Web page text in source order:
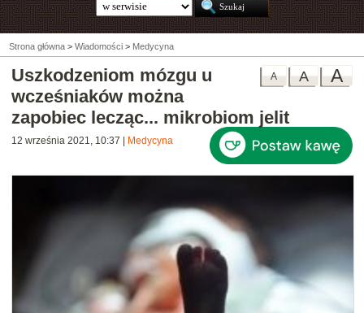
Strona główna > Wiadomości > Medycyna
A
A
A
Uszkodzeniom mózgu u
wcześniaków można
zapobiec lecząc... mikrobiom jelit
12 września 2021, 10:37 Medycyna